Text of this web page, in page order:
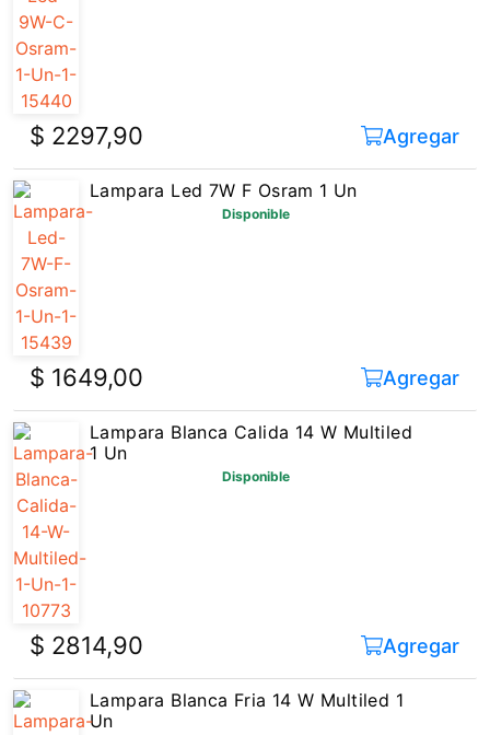
$ 2297,90 Agregar
Lampara Led 7W F Osram 1 Un
Disponible
$ 1649,00 Agregar
Lampara Blanca Calida 14 W Multiled
1 Un
Disponible
$ 2814,90 Agregar
Lampara Blanca Fria 14 W Multiled 1
Un